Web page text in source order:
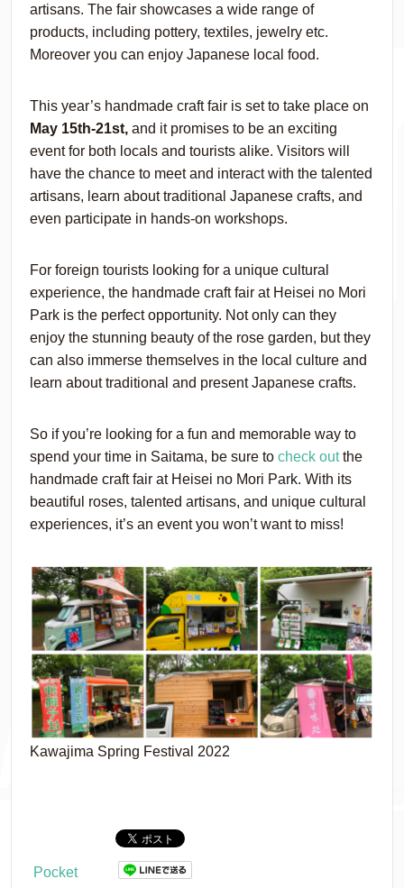
artisans. The fair showcases a wide range of
products, including pottery, textiles, jewelry etc.
Moreover you can enjoy Japanese local food.
This year’s handmade craft fair is set to take place on
May 15th-21st, and it promises to be an exciting
event for both locals and tourists alike. Visitors will
have the chance to meet and interact with the talented
artisans, learn about traditional Japanese crafts, and
even participate in hands-on workshops.
For foreign tourists looking for a unique cultural
experience, the handmade craft fair at Heisei no Mori
Park is the perfect opportunity. Not only can they
enjoy the stunning beauty of the rose garden, but they
can also immerse themselves in the local culture and
learn about traditional and present Japanese crafts.
So if you’re looking for a fun and memorable way to
spend your time in Saitama, be sure to check outthe
handmade craft fair at Heisei no Mori Park. With its
beautiful roses, talented artisans, and unique cultural
experiences, it’s an event you won’t want to miss!
Kawajima Spring Festival 2022
Pocket